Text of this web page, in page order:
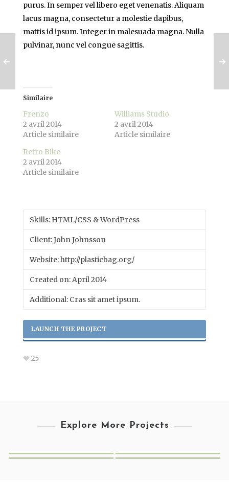
purus. In semper vel libero eget venenatis. Aliquam
lacus magna, consectetur a molestie dapibus,
mattis id ipsum. Integer in malesuada magna. Nulla
pulvinar, nunc vel congue sagittis.
Similaire
Frenzo
2 avril 2014
Article similaire
Williams Studio
2 avril 2014
Article similaire
Retro Bike
2 avril 2014
Article similaire
Skills: HTML/CSS & WordPress
Client: John Johnsson
Website: http://plasticbag.org/
Created on: April 2014
Additional: Cras sit amet ipsum.
LAUNCH THE PROJECT
25
Explore More Projects